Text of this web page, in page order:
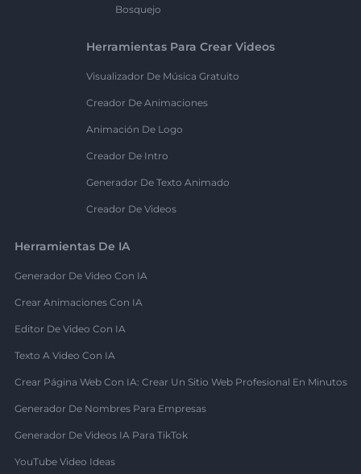
Bosquejo
Herramientas Para Crear Videos
Visualizador De Música Gratuito
Creador De Animaciones
Animación De Logo
Creador De Intro
Generador De Texto Animado
Creador De Videos
Herramientas De IA
Generador De Video Con IA
Crear Animaciones Con IA
Editor De Video Con IA
Texto A Video Con IA
Crear Página Web Con IA: Crear Un Sitio Web Profesional En Minutos
Generador De Nombres Para Empresas
Generador De Videos IA Para TikTok
YouTube Video Ideas